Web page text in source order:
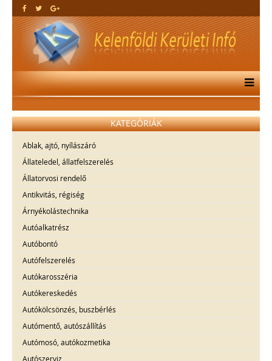
KATEGÓRIÁK
Ablak, ajtó, nyílászáró
Állateledel, állatfelszerelés
Állatorvosi rendelő
Antikvitás, régiség
Árnyékolástechnika
Autóalkatrész
Autóbontó
Autófelszerelés
Autókarosszéria
Autókereskedés
Autókölcsönzés, buszbérlés
Autómentő, autószállítás
Autómosó, autókozmetika
Autószerviz